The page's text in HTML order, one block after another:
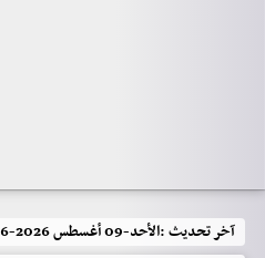
آخر تحديث :الأحد-09 أغسطس 2026-12:26م